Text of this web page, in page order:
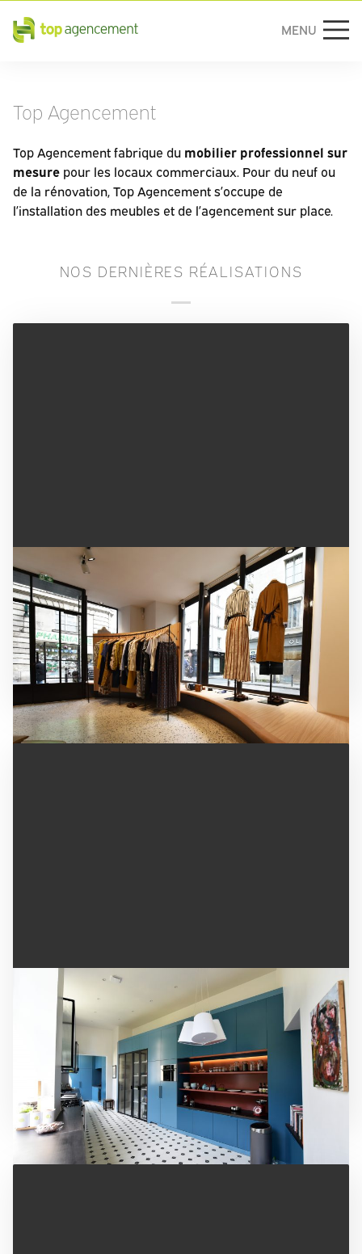
MENU
Top Agencement
Top Agencement fabrique du mobilier professionnel sur
mesure pour les locaux commerciaux. Pour du neuf ou
de la rénovation, Top Agencement s’occupe de
l’installation des meubles et de l’agencement sur place.
NOS DERNIÈRES RÉALISATIONS
AGENCEMENT DE LA BOUTIQUE DE PRÊT-À-
PORTER CHLOÉ STORA
Adaptation des meubles sur mesure aux
contraintes du bâtiment pour ce magasin de
vêtement parisien
RÉNOVATION DE L'AGENCEMENT D'UN CHÂTEAU
DU XVIÈME SIÈCLE
Agencement et meubles sur mesure pour
l’aménagement d’un château médiéval dans le
département du Cher